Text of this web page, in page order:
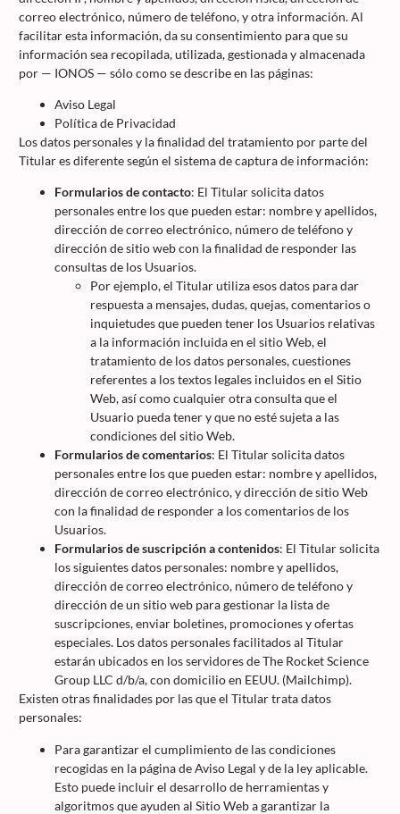
correo electrónico, número de teléfono, y otra información. Al
facilitar esta información, da su consentimiento para que su
información sea recopilada, utilizada, gestionada y almacenada
por — IONOS — sólo como se describe en las páginas:
Aviso Legal
Política de Privacidad
Los datos personales y la finalidad del tratamiento por parte del
Titular es diferente según el sistema de captura de información:
Formularios de contacto: El Titular solicita datos
personales entre los que pueden estar: nombre y apellidos,
dirección de correo electrónico, número de teléfono y
dirección de sitio web con la finalidad de responder las
consultas de los Usuarios.
Por ejemplo, el Titular utiliza esos datos para dar
respuesta a mensajes, dudas, quejas, comentarios o
inquietudes que pueden tener los Usuarios relativas
a la información incluida en el sitio Web, el
tratamiento de los datos personales, cuestiones
referentes a los textos legales incluidos en el Sitio
Web, así como cualquier otra consulta que el
Usuario pueda tener y que no esté sujeta a las
condiciones del sitio Web.
Formularios de comentarios: El Titular solicita datos
personales entre los que pueden estar: nombre y apellidos,
dirección de correo electrónico, y dirección de sitio Web
con la finalidad de responder a los comentarios de los
Usuarios.
Formularios de suscripción a contenidos: El Titular solicita
los siguientes datos personales: nombre y apellidos,
dirección de correo electrónico, número de teléfono y
dirección de un sitio web para gestionar la lista de
suscripciones, enviar boletines, promociones y ofertas
especiales. Los datos personales facilitados al Titular
estarán ubicados en los servidores de The Rocket Science
Group LLC d/b/a, con domicilio en EEUU. (Mailchimp).
Existen otras finalidades por las que el Titular trata datos
personales:
Para garantizar el cumplimiento de las condiciones
recogidas en la página de Aviso Legal y de la ley aplicable.
Esto puede incluir el desarrollo de herramientas y
algoritmos que ayuden al Sitio Web a garantizar la